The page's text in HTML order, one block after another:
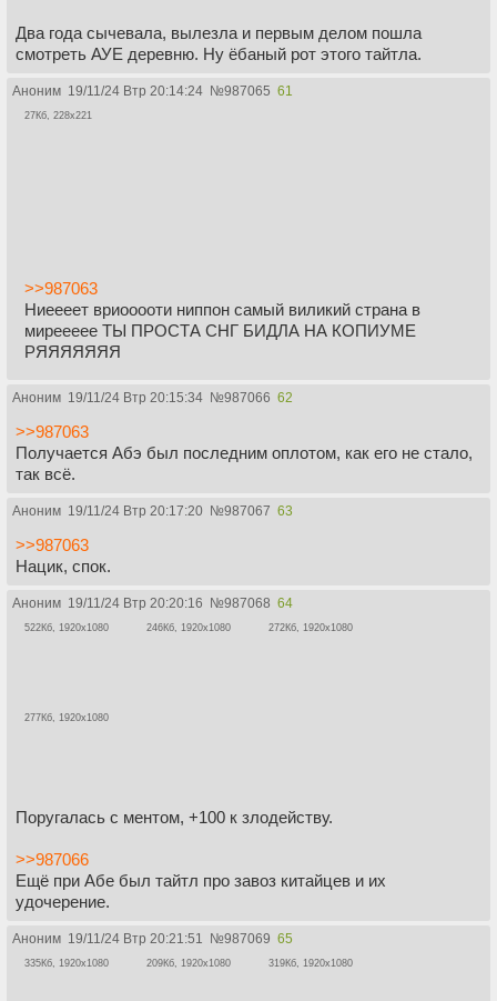
Два года сычевала, вылезла и первым делом пошла
смотреть АУЕ деревню. Ну ёбаный рот этого тайтла.
Аноним 19/11/24 Втр 20:14:24 №987065 61
27Кб, 228x221
>>987063
Ниеееет вриооооти ниппон самый виликий страна в
миреееее ТЫ ПРОСТА СНГ БИДЛА НА КОПИУМЕ
РЯЯЯЯЯЯЯ
Аноним 19/11/24 Втр 20:15:34 №987066 62
>>987063
Получается Абэ был последним оплотом, как его не стало,
так всё.
Аноним 19/11/24 Втр 20:17:20 №987067 63
>>987063
Нацик, спок.
Аноним 19/11/24 Втр 20:20:16 №987068 64
522Кб, 1920x1080 246Кб, 1920x1080 272Кб, 1920x1080
277Кб, 1920x1080
Поругалась с ментом, +100 к злодейству.
>>987066
Ещё при Абе был тайтл про завоз китайцев и их
удочерение.
Аноним 19/11/24 Втр 20:21:51 №987069 65
335Кб, 1920x1080 209Кб, 1920x1080 319Кб, 1920x1080